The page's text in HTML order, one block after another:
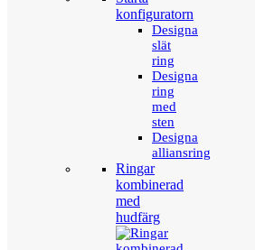
konfiguratorn
Designa
slät
ring
Designa
ring
med
sten
Designa
alliansring
Ringar
kombinerad
med
hudfärg